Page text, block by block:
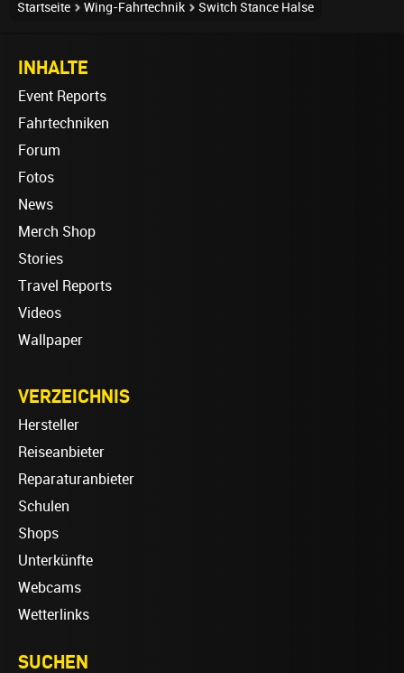
Startseite Wing-Fahrtechnik Switch Stance Halse
INHALTE
Event Reports
Fahrtechniken
Forum
Fotos
News
Merch Shop
Stories
Travel Reports
Videos
Wallpaper
VERZEICHNIS
Hersteller
Reiseanbieter
Reparaturanbieter
Schulen
Shops
Unterkünfte
Webcams
Wetterlinks
SUCHEN